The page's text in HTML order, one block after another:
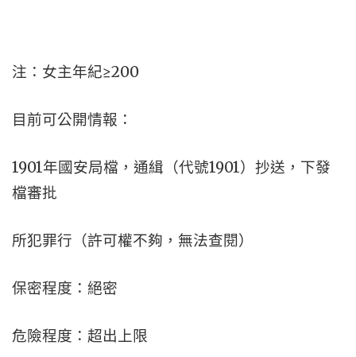
注：女主年紀≥200
目前可公開情報：
1901年國安局檔，通緝（代號1901）抄送，下發
檔審批
所犯罪行（許可權不夠，無法查閱）
保密程度：絕密
危險程度：超出上限